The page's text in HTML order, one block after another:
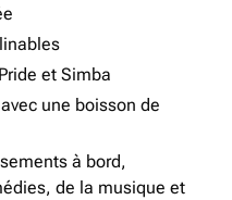
et Simba
une boisson de
à bord,
de la musique et